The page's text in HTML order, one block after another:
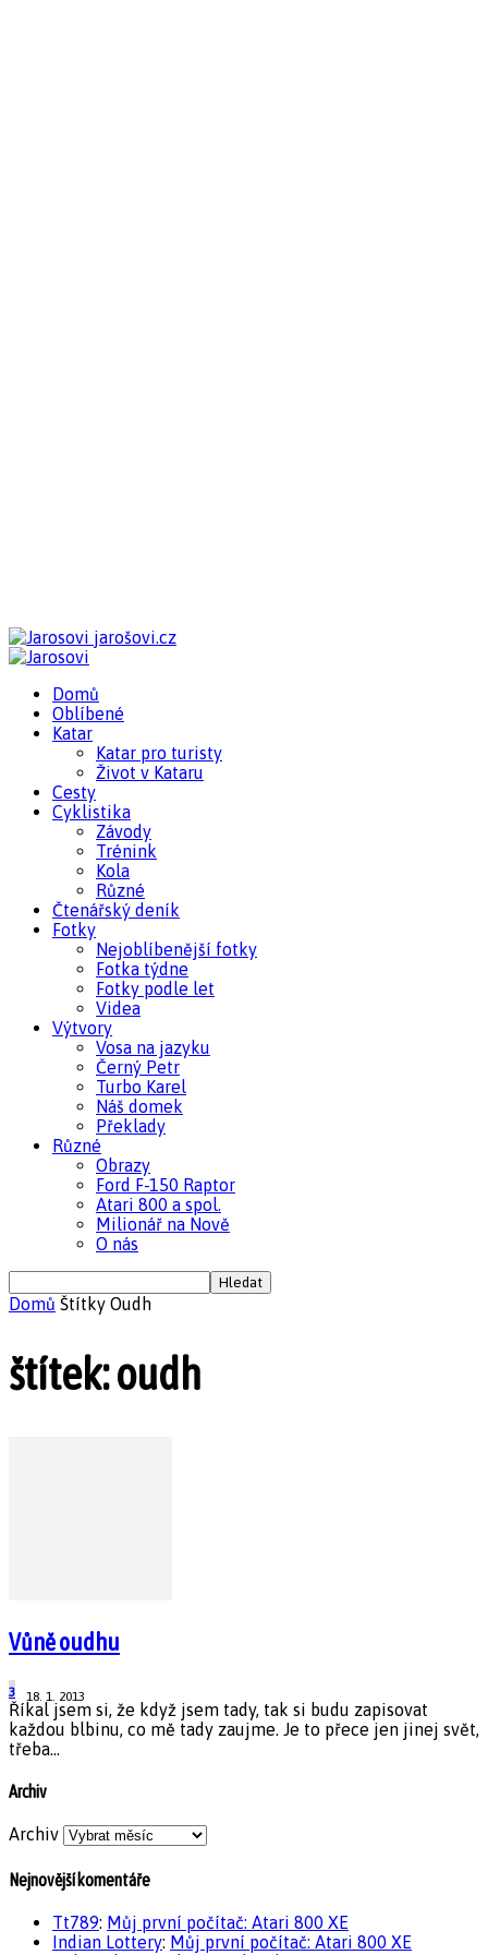
jarošovi.cz
Domů
Oblíbené
Katar
Katar pro turisty
Život v Kataru
Cesty
Cyklistika
Závody
Trénink
Kola
Různé
Čtenářský deník
Fotky
Nejoblíbenější fotky
Fotka týdne
Fotky podle let
Videa
Výtvory
Vosa na jazyku
Černý Petr
Turbo Karel
Náš domek
Překlady
Různé
Obrazy
Ford F-150 Raptor
Atari 800 a spol.
Milionář na Nově
O nás
Domů Štítky Oudh
štítek: oudh
Vůně oudhu
18. 1. 2013
3
Říkal jsem si, že když jsem tady, tak si budu zapisovat
každou blbinu, co mě tady zaujme. Je to přece jen jinej svět,
třeba...
Archiv
Archiv
Nejnovější komentáře
Tt789: Můj první počítač: Atari 800 XE
Indian Lottery: Můj první počítač: Atari 800 XE